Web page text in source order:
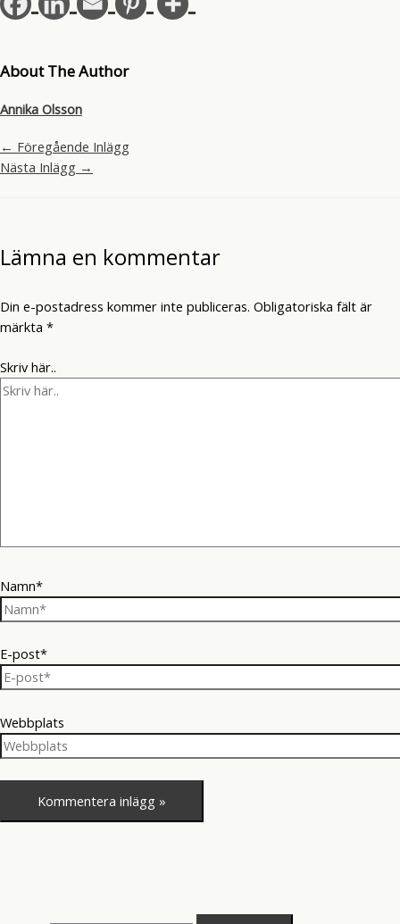
About The Author
Annika Olsson
← Föregående Inlägg
Nästa Inlägg →
Lämna en kommentar
Din e-postadress kommer inte publiceras. Obligatoriska fält är
märkta *
Skriv här..
Namn*
E-post*
Webbplats